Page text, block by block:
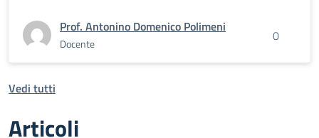
Prof. Antonino Domenico Polimeni
Docente 0
Vedi tutti
Articoli